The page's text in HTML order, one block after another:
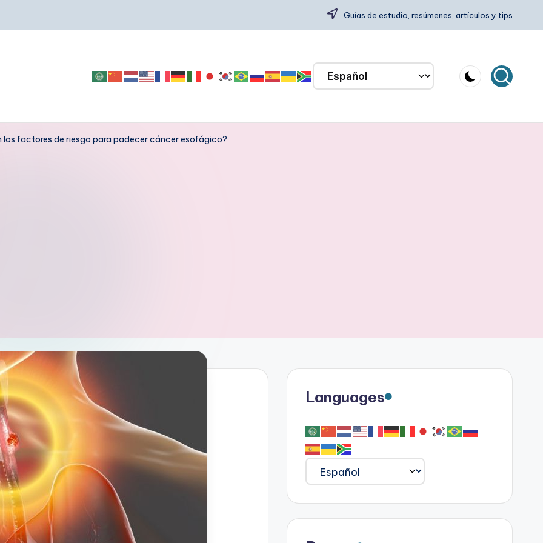
Guías de estudio, resúmenes, artículos y tips
los factores de riesgo para padecer cáncer esofágico?
Languages